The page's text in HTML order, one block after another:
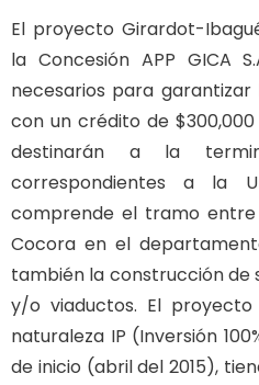
El proyecto Girardot-
la Concesión APP GICA
necesarios para
con un crédito de
destinarán a la
correspondientes a la
comprende el tramo
Cocora en el
también la construcción de
y/o viaductos. El
naturaleza IP (Inversión
de inicio (abril del 2015),